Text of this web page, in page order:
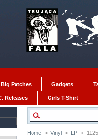
Big Patches Gadgets
Releases Girls T-Shirt
Home > Vinyl > LP >